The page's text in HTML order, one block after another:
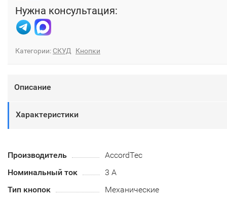
Нужна консультация:
Категории: СКУД Кнопки
Описание
Характеристики
Производитель
AccordTec
Номинальный ток
3 А
Тип кнопок
Механические